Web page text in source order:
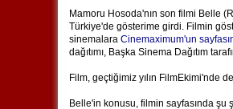
Mamoru Hosoda'nın son filmi Belle
Türkiye'de gösterime girdi. Filmin
sinemalara Cinemaximum'un
dağıtımı, Başka Sinema Dağıtım
Film, geçtiğimiz yılın FilmEkimi'nde de
Belle'in konusu, filmin sayfasında şu